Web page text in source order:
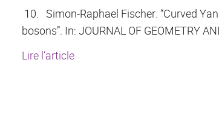
10. Simon-Raphael Fischer. “Curved
bosons”. In: JOURNAL OF GEOMETRY
Lire l’article